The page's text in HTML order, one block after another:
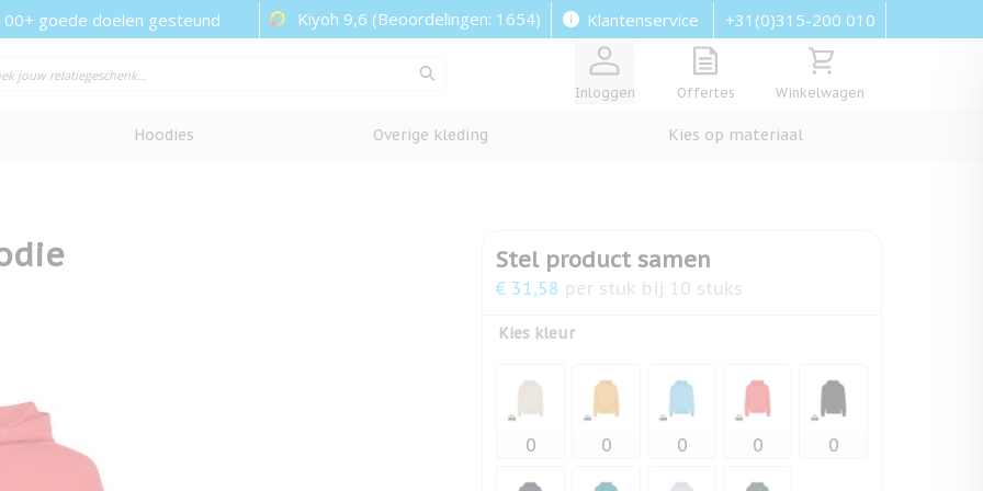
goede doelen gesteund Kiyoh 9,6 (Beoordelingen: 1654) Klantenservice +31(0)315-200 010
Inloggen
View quote, Quote is empty
Offertes
Bekijk winkelwagen,
Winkelwagen
Hoodies Overige kleding Kies op materiaal
Stel product samen
€ 31,58 per stuk bij 10 stuks
Kies kleur